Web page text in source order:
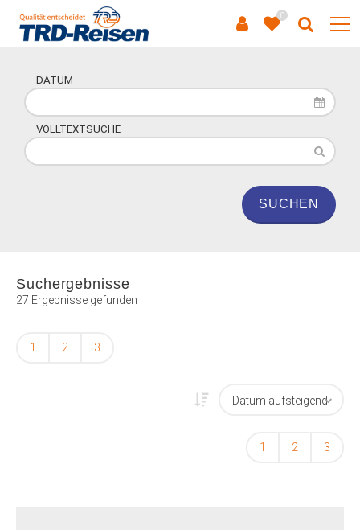
0
DATUM
VOLLTEXTSUCHE
Suchergebnisse
27 Ergebnisse gefunden
1 2 3
1 2 3